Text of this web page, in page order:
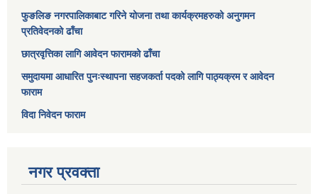
फुङलिङ नगरपालिकाबाट गरिने योजना तथा कार्यक्रमहरुको अनुगमन
प्रतिवेदनको ढाँचा
छात्रवृत्तिका लागि आवेदन फारामको ढाँचा
समुदायमा आधारित पुनःस्थापना सहजकर्ता पदको लागि पाठ्यक्रम र आवेदन
फाराम
विदा निवेदन फाराम
नगर प्रवक्ता